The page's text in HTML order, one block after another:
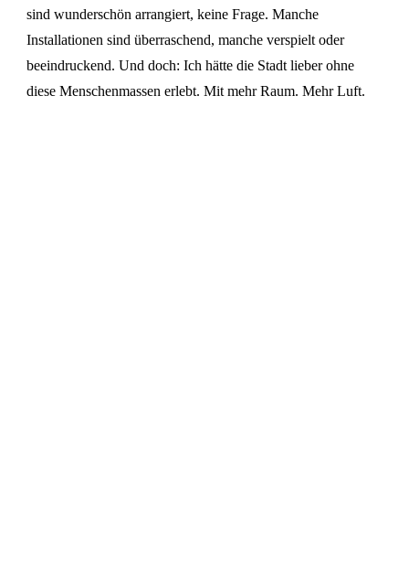
sind wunderschön arrangiert, keine Frage. Manche
Installationen sind überraschend, manche verspielt oder
beeindruckend. Und doch: Ich hätte die Stadt lieber ohne
diese Menschenmassen erlebt. Mit mehr Raum. Mehr Luft.